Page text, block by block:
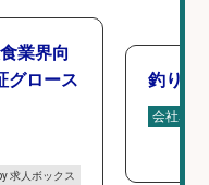
業界向
グロース
求人ボックス
釣り具
会社名